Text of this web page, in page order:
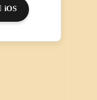
iOS